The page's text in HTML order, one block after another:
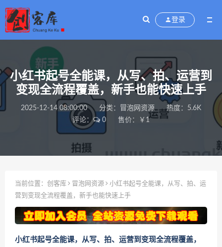
登录
小红书起号全能课，从写、拍、运营到
变现全流程覆盖，新手也能快速上手
2025-12-14 08:00:00 分类： 冒泡网资源
热度：5.6K
评论：
0 售价：￥1
当前位置： 创客库 冒泡网资源
小红书起号全能课，从写、拍、运
营到变现全流程覆盖，新手也能快速上手
小红书起号全能课，从写、拍、运营到变现全流程覆盖，